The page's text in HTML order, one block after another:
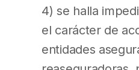
4) se halla
el carácter de
entidades